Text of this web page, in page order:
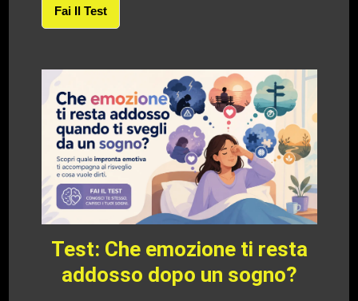
Fai Il Test
Test: Che emozione ti resta
addosso dopo un sogno?